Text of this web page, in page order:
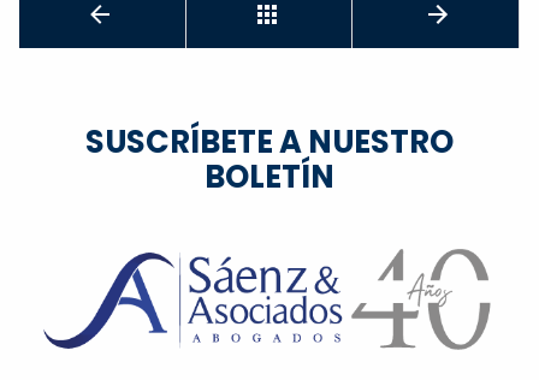
SUSCRÍBETE A NUESTRO
BOLETÍN